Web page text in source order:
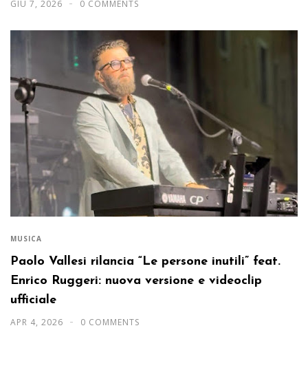
GIU 7, 2026 0 COMMENTS
MUSICA
Paolo Vallesi rilancia “Le persone inutili” feat.
Enrico Ruggeri: nuova versione e videoclip
ufficiale
APR 4, 2026 0 COMMENTS